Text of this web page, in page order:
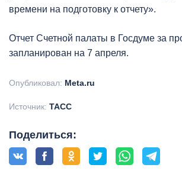
времени на подготовку к отчету».
Отчет Счетной палаты в Госдуме за
запланирован на 7 апреля.
Опубликовал: Meta.ru
Источник: ТАСС
Поделиться: